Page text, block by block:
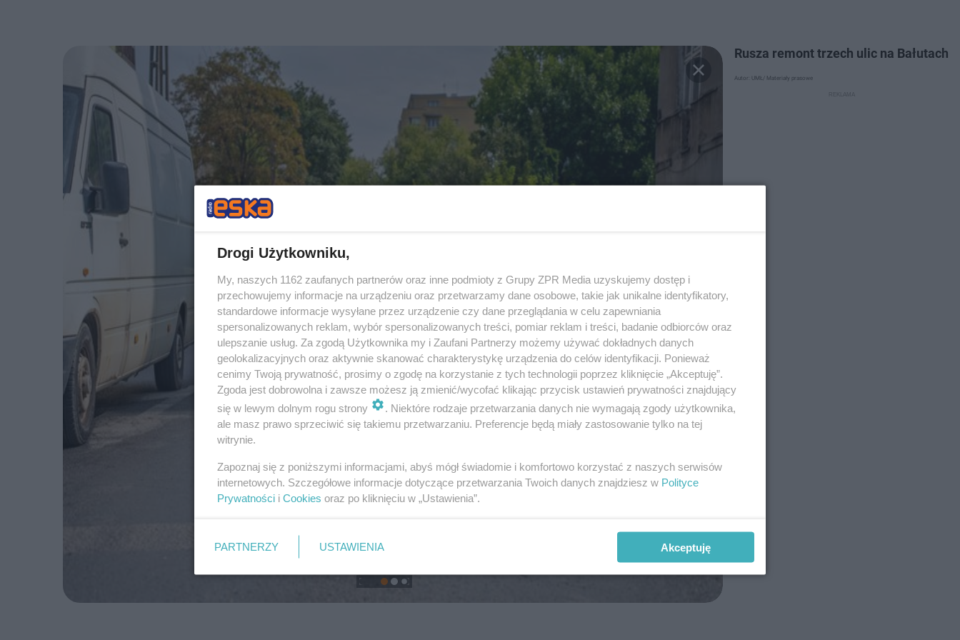
Rusza remont trzech ulic na Bałutach
Autor: UMŁ/ Materiały prasowe
Drogi Użytkowniku,
My, naszych 1162 zaufanych partnerów oraz inne podmioty z Grupy ZPR Media uzyskujemy dostęp i
przechowujemy informacje na urządzeniu oraz przetwarzamy dane osobowe, takie jak unikalne identyfikatory,
standardowe informacje wysyłane przez urządzenie czy dane przeglądania w celu zapewniania
spersonalizowanych reklam, wybór spersonalizowanych treści, pomiar reklam i treści, badanie odbiorców oraz
ulepszanie usług. Za zgodą Użytkownika my i Zaufani Partnerzy możemy używać dokładnych danych
geolokalizacyjnych oraz aktywnie skanować charakterystykę urządzenia do celów identyfikacji. Ponieważ
cenimy Twoją prywatność, prosimy o zgodę na korzystanie z tych technologii poprzez kliknięcie „Akceptuję”.
Zgoda jest dobrowolna i zawsze możesz ją zmienić/wycofać klikając przycisk ustawień prywatności znajdujący
się w lewym dolnym rogu strony
. Niektóre rodzaje przetwarzania danych nie wymagają zgody użytkownika,
ale masz prawo sprzeciwić się takiemu przetwarzaniu. Preferencje będą miały zastosowanie tylko na tej
witrynie.
Zapoznaj się z poniższymi informacjami, abyś mógł świadomie i komfortowo korzystać z naszych serwisów
internetowych. Szczegółowe informacje dotyczące przetwarzania Twoich danych znajdziesz w Polityce
Prywatności i Cookies oraz po kliknięciu w „Ustawienia”.
PARTNERZY USTAWIENIA Akceptuję